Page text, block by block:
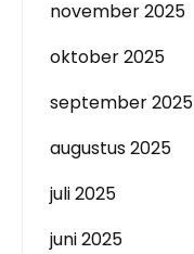
november 2025
oktober 2025
september 2025
augustus 2025
juli 2025
juni 2025